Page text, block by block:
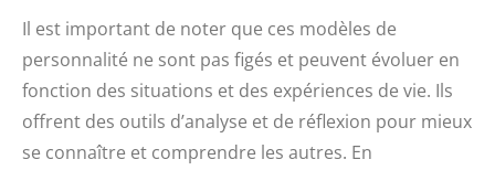
Il est important de noter que ces modèles de
personnalité ne sont pas figés et peuvent évoluer en
fonction des situations et des expériences de vie. Ils
offrent des outils d’analyse et de réflexion pour mieux
se connaître et comprendre les autres. En